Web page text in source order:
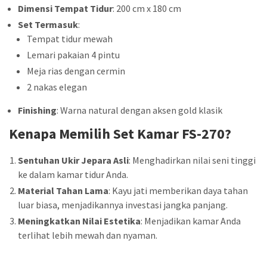
Dimensi Tempat Tidur: 200 cm x 180 cm
Set Termasuk:
Tempat tidur mewah
Lemari pakaian 4 pintu
Meja rias dengan cermin
2 nakas elegan
Finishing: Warna natural dengan aksen gold klasik
Kenapa MemilihSet Kamar FS-270?
Sentuhan Ukir Jepara Asli: Menghadirkan nilai seni tinggi
ke dalam kamar tidur Anda.
Material Tahan Lama: Kayu jati memberikan daya tahan
luar biasa, menjadikannya investasi jangka panjang.
Meningkatkan Nilai Estetika: Menjadikan kamar Anda
terlihat lebih mewah dan nyaman.